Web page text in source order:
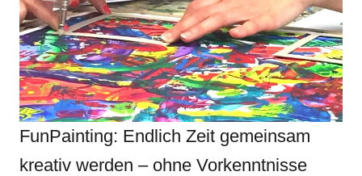
FunPainting: Endlich Zeit gemeinsam
kreativ werden – ohne Vorkenntnisse